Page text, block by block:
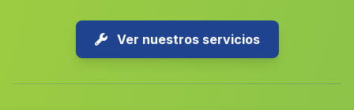
Ver nuestros servicios